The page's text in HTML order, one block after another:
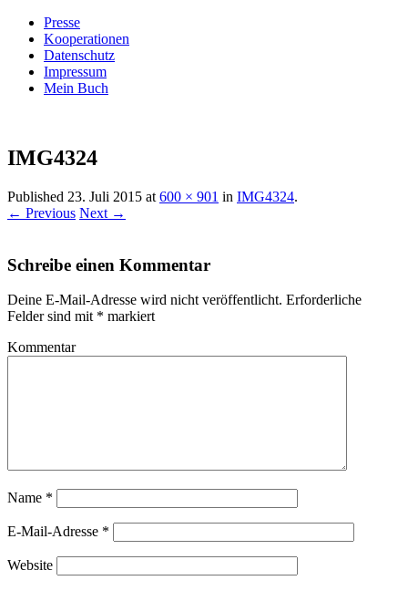
Presse
Kooperationen
Datenschutz
Impressum
Mein Buch
Villa König
IMG4324
Published 23. Juli 2015 at 600 × 901 in IMG4324.
← Previous Next →
Schreibe einen Kommentar
Deine E-Mail-Adresse wird nicht veröffentlicht. Erforderliche
Felder sind mit * markiert
Kommentar
Name *
E-Mail-Adresse *
Website